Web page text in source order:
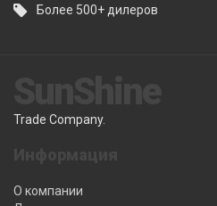
Более 500+ дилеров
Trade Company.
О компании